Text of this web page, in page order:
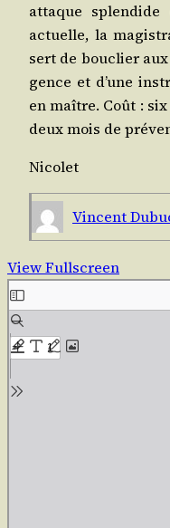
attaque splen­dide
actuelle, la
sert de bou­clier
gence et d’une
en maître. Coût :
deux mois de
Nico­let
Vincent
View Fullscreen